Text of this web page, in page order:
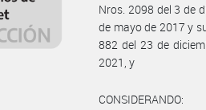
Nros. 2098 del 3 de
de mayo de 2017 y
882 del 23 de
2021, y
CONSIDERANDO: